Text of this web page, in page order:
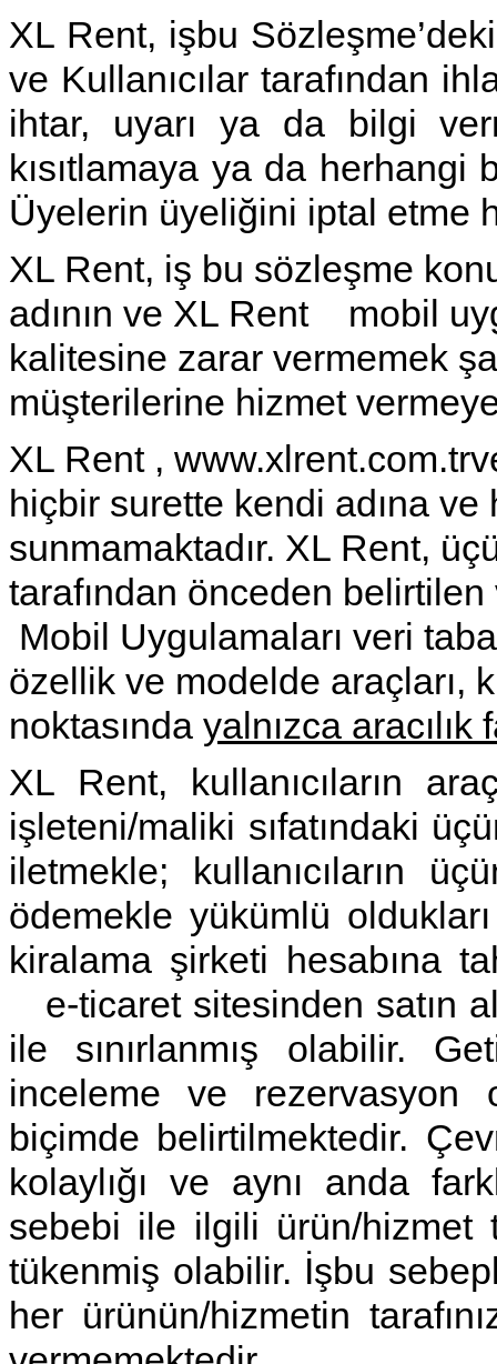
XL Rent, işbu
ve Kullanıcılar tarafından
ihtar, uyarı ya da bilgi
kısıtlamaya ya da herhangi
Üyelerin üyeliğini iptal etme
XL Rent, iş bu sözleşme
adının ve XL Rent mobil
kalitesine zarar vermemek
müşterilerine hizmet
XL Rent ,
hiçbir surette kendi adına
sunmamaktadır. XL Rent,
tarafından önceden
Mobil Uygulamaları veri
özellik ve modelde araçları,
noktasında yalnızca aracılık
XL Rent, kullanıcıların
işleteni/maliki sıfatındaki
iletmekle; kullanıcıların
ödemekle yükümlü
kiralama şirketi hesabına
e-ticaret sitesinden satın
ile sınırlanmış olabilir.
inceleme ve rezervasyon
biçimde belirtilmektedir.
kolaylığı ve aynı anda
sebebi ile ilgili ürün/hizmet
tükenmiş olabilir. İşbu
her ürünün/hizmetin